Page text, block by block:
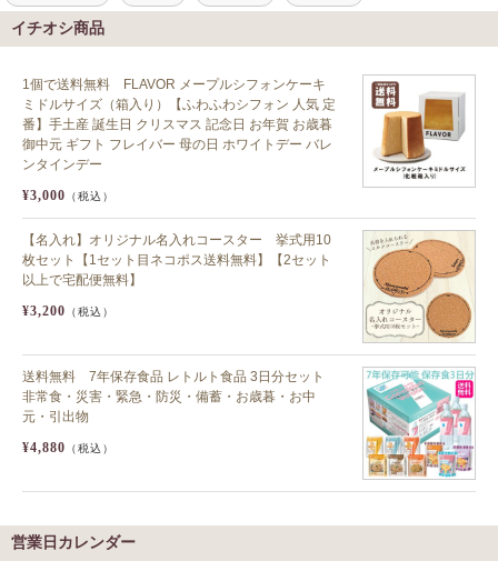
イチオシ商品
1個で送料無料 FLAVOR メープルシフォンケーキ
ミドルサイズ（箱入り）【ふわふわシフォン 人気 定
番】手土産 誕生日 クリスマス 記念日 お年賀 お歳暮
御中元 ギフト フレイバー 母の日 ホワイトデー バレ
ンタインデー
¥3,000 （税込）
【名入れ】オリジナル名入れコースター 挙式用10
枚セット【1セット目ネコポス送料無料】【2セット
以上で宅配便無料】
¥3,200 （税込）
送料無料 7年保存食品 レトルト食品 3日分セット
非常食・災害・緊急・防災・備蓄・お歳暮・お中
元・引出物
¥4,880 （税込）
営業日カレンダー